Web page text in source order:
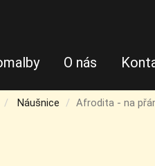
O nás
Náušnice Afrodita - na